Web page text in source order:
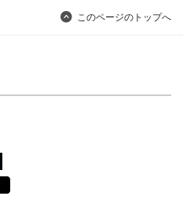
このページのトップへ